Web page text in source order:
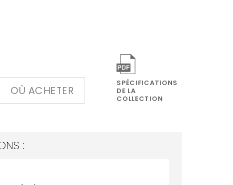
OÙ ACHETER
SPÉCIFICATIONS
DE LA
COLLECTION
: